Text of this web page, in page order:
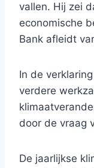
vallen. Hij zei
economische
Bank afleidt
In de
verdere
door de vraag
De jaarlijkse